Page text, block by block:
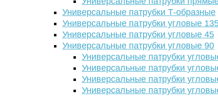
Универсальные патрубки Т-образные
Универсальные патрубки угловые
Универсальные патрубки угловые 45
Универсальные патрубки угловые 90
Универсальные патрубки
Универсальные патрубки
Универсальные патрубки
Универсальные патрубки